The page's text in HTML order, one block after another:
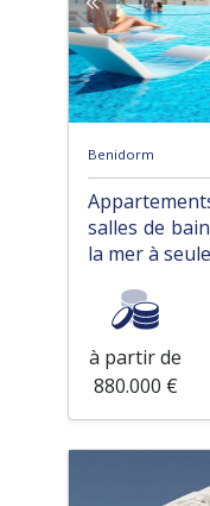
Benidorm
salles de
la mer à
à partir de
880.000 €